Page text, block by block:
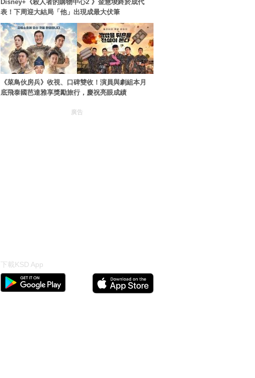
Disney+《殺人者的購物中心2 》金慧埈終於成代
表！下周迎大結局「他」出現成最大伏筆
《菜鳥伙房兵》收視、口碑雙收！演員與劇組本月
底飛泰國芭達雅享獎勵旅行，慶祝亮眼成績
廣告
下載KSD App